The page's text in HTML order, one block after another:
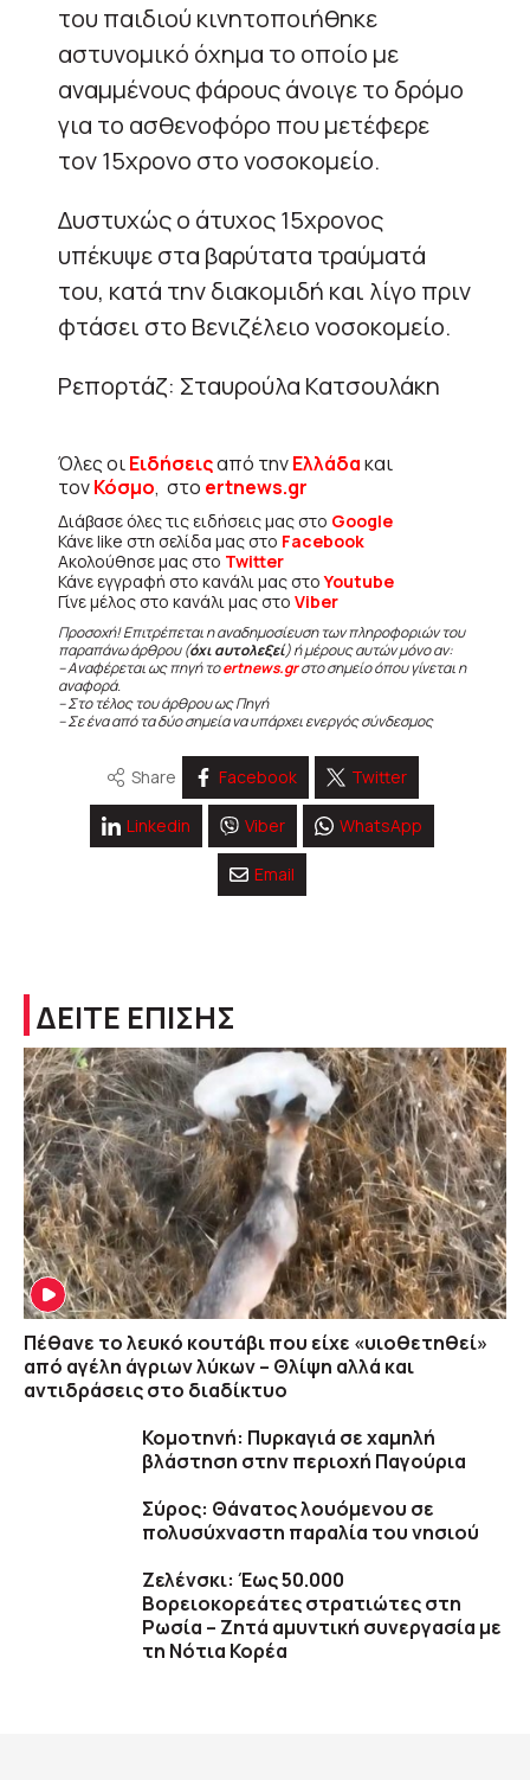
του παιδιού κινητοποιήθηκε
αστυνομικό όχημα το οποίο με
αναμμένους φάρους άνοιγε το δρόμο
για το ασθενοφόρο που μετέφερε
τον 15χρονο στο νοσοκομείο.
Δυστυχώς ο άτυχος 15χρονος
υπέκυψε στα βαρύτατα τραύματά
του, κατά την διακομιδή και λίγο πριν
φτάσει στο Βενιζέλειο νοσοκομείο.
Ρεπορτάζ: Σταυρούλα Κατσουλάκη
Όλες οιΕιδήσειςαπό τηνΕλλάδακαι
τονΚόσμο, στο ertnews.gr
Διάβασε όλες τις ειδήσεις μας στο Google
Κάνε like στη σελίδα μας στο Facebook
Ακολούθησε μας στο Twitter
Κάνε εγγραφή στο κανάλι μας στοYoutube
Γίνε μέλος στο κανάλι μας στο Viber
Προσοχή! Επιτρέπεται η αναδημοσίευση των πληροφοριών του
παραπάνω άρθρου (όχι αυτολεξεί) ή μέρους αυτών μόνο αν:
– Αναφέρεται ως πηγή τοertnews.grστο σημείο όπου γίνεται η
αναφορά.
– Στο τέλος του άρθρου ως Πηγή
– Σε ένα από τα δύο σημεία να υπάρχει ενεργός σύνδεσμος
Share Facebook Twitter
Linkedin Viber WhatsApp
Email
ΔΕΙΤΕ ΕΠΙΣΗΣ
Πέθανε το λευκό κουτάβι που είχε «υιοθετηθεί»
από αγέλη άγριων λύκων – Θλίψη αλλά και
αντιδράσεις στο διαδίκτυο
Κομοτηνή: Πυρκαγιά σε χαμηλή
βλάστηση στην περιοχή Παγούρια
Σύρος: Θάνατος λουόμενου σε
πολυσύχναστη παραλία του νησιού
Ζελένσκι: Έως 50.000
Βορειοκορεάτες στρατιώτες στη
Ρωσία – Ζητά αμυντική συνεργασία με
τη Νότια Κορέα